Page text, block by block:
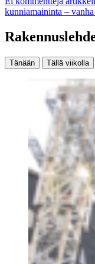
kunniamaininta –
Tänään Tällä viikolla